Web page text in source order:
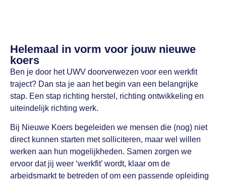
Helemaal in vorm voor jouw nieuwe
koers
Ben je door het UWV doorverwezen voor een werkfit
traject? Dan sta je aan het begin van een belangrijke
stap. Een stap richting herstel, richting ontwikkeling en
uiteindelijk richting werk.
Bij Nieuwe Koers begeleiden we mensen die (nog) niet
direct kunnen starten met solliciteren, maar wel willen
werken aan hun mogelijkheden. Samen zorgen we
ervoor dat jij weer ‘werkfit’ wordt, klaar om de
arbeidsmarkt te betreden of om een passende opleiding